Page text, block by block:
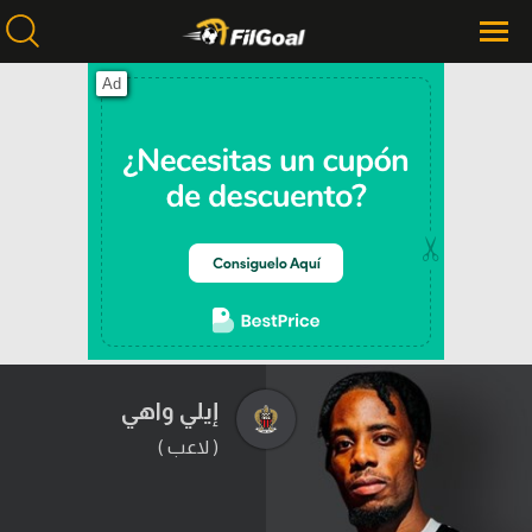
Ad
محتوى إخباري
الرئيسية
مباريات
ميركاتو
فانتازي في الجول
مسابقة التوقعات
فيديوهات
عدسات
إيلي واهي
( لاعب )